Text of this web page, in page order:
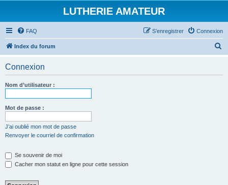
LUTHERIE AMATEUR
FAQ Connexion
S’enregistrer
Index du forum
Connexion
Nom d’utilisateur :
Mot de passe :
J’ai oublié mon mot de passe
Renvoyer le courriel de confirmation
Se souvenir de moi
Cacher mon statut en ligne pour cette session